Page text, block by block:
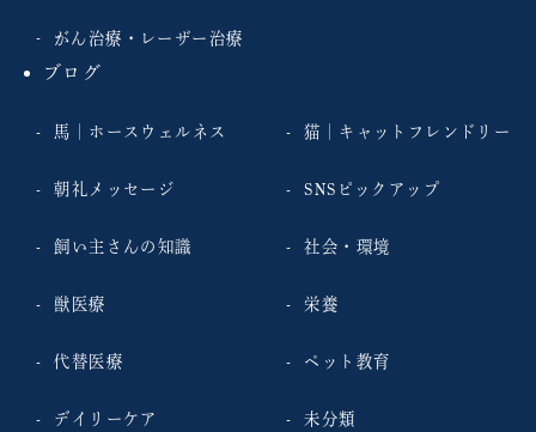
がん治療・レーザー治療
ブログ
馬｜ホースウェルネス 猫｜キャットフレンドリー
朝礼メッセージ SNSピックアップ
飼い主さんの知識 社会・環境
獣医療 栄養
代替医療 ペット教育
デイリーケア 未分類